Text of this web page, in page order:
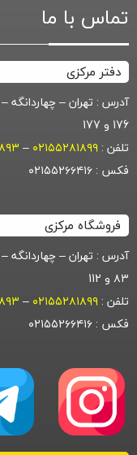
تماس با ما
دفتر مرکزی
آدرس : تهران – چهاردانگه
176 و 177
تلفن : ۰۲۱۵۵۲۸۱۸۹۹ –
فکس : ۰۲۱۵۵۲۶۶۴۱۶
فروشگاه مرکزی
آدرس : تهران – چهاردانگه
۸۳ و 112
تلفن : ۰۲۱۵۵۲۸۱۸۹۹ –
فکس : ۰۲۱۵۵۲۶۶۴۱۶